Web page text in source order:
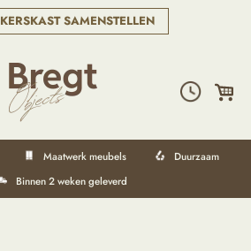
SAMENSTELLEN
Maatwerk meubels
Duurzaam
Binnen 2 weken geleverd